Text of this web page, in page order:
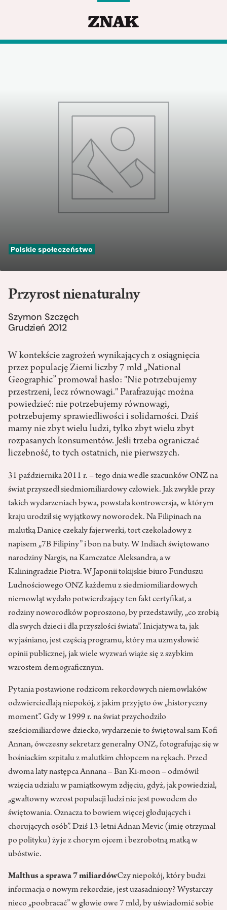
Polskie społeczeństwo
Przyrost nienaturalny
Szymon Szczęch
Grudzień 2012
W kontekście zagrożeń wynikających z osiągnięcia
przez populację Ziemi liczby 7 mld „National
Geographic” promował hasło: "Nie potrzebujemy
przestrzeni, lecz równowagi." Parafrazując można
powiedzieć: nie potrzebujemy równowagi,
potrzebujemy sprawiedliwości i solidarności. Dziś
mamy nie zbyt wielu ludzi, tylko zbyt wielu zbyt
rozpasanych konsumentów. Jeśli trzeba ograniczać
liczebność, to tych ostatnich, nie pierwszych.
31 października 2011 r. – tego dnia wedle szacunków ONZ na
świat przyszedł siedmiomiliardowy człowiek. Jak zwykle przy
takich wydarzeniach bywa, powstała kontrowersja, w którym
kraju urodził się wyjątkowy noworodek. Na Filipinach na
malutką Danicę czekały fajerwerki, tort czekoladowy z
napisem „7B Filipiny” i bon na buty. W Indiach świętowano
narodziny Nargis, na Kamczatce Aleksandra, a w
Kaliningradzie Piotra. W Japonii tokijskie biuro Funduszu
Ludnościowego ONZ każdemu z siedmiomiliardowych
niemowląt wydało potwierdzający ten fakt certyfikat, a
rodziny noworodków poproszono, by przedstawiły, „co zrobią
dla swych dzieci i dla przyszłości świata”. Inicjatywa ta, jak
wyjaśniano, jest częścią programu, który ma uzmysłowić
opinii publicznej, jak wiele wyzwań wiąże się z szybkim
wzrostem demograficznym.
Pytania postawione rodzicom rekordowych niemowlaków
odzwierciedlają niepokój, z jakim przyjęto ów „historyczny
moment”. Gdy w 1999 r. na świat przychodziło
sześciomiliardowe dziecko, wydarzenie to świętował sam Kofi
Annan, ówczesny sekretarz generalny ONZ, fotografując się w
bośniackim szpitalu z malutkim chłopcem na rękach. Przed
dwoma laty następca Annana – Ban Ki-moon – odmówił
wzięcia udziału w pamiątkowym zdjęciu, gdyż, jak powiedział,
„gwałtowny wzrost populacji ludzi nie jest powodem do
świętowania. Oznacza to bowiem więcej głodujących i
chorujących osób”. Dziś 13-letni Adnan Mevic (imię otrzymał
po polityku) żyje z chorym ojcem i bezrobotną matką w
ubóstwie.
Malthus a sprawa 7 miliardówCzy niepokój, który budzi
informacja o nowym rekordzie, jest uzasadniony? Wystarczy
nieco „poobracać” w głowie owe 7 mld, by uświadomić sobie